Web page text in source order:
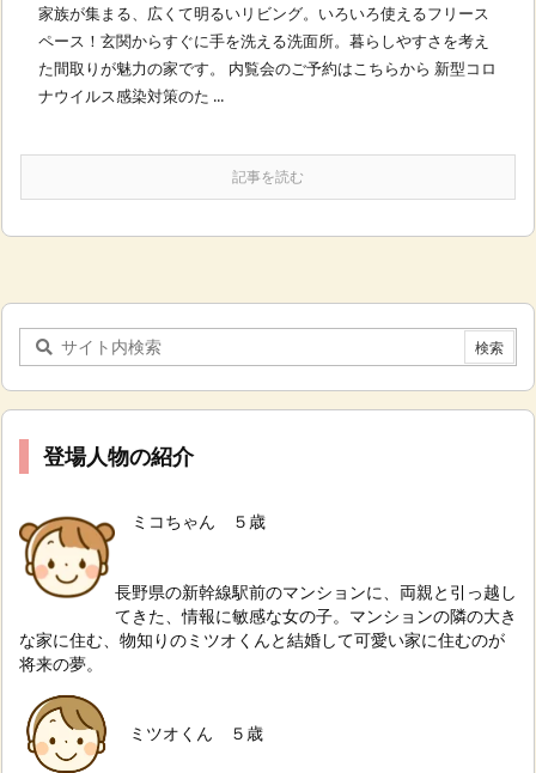
家族が集まる、広くて明るいリビング。いろいろ使えるフリース
ペース！玄関からすぐに手を洗える洗面所。暮らしやすさを考え
た間取りが魅力の家です。 内覧会のご予約はこちらから 新型コロ
ナウイルス感染対策のた ...
記事を読む
登場人物の紹介
ミコちゃん ５歳
長野県の新幹線駅前のマンションに、両親と引っ越し
てきた、情報に敏感な女の子。 マンションの隣の大き
な家に住む、物知りのミツオくんと結婚して可愛い家に住むのが
将来の夢。
ミツオくん ５歳